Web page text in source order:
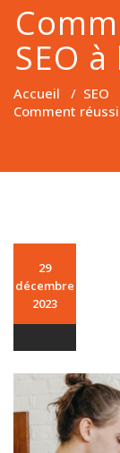
SEO
Accueil / SEO
Comment
29
décembre
2023